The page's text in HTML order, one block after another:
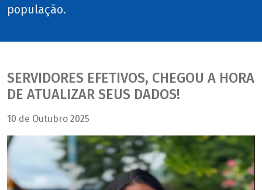
população.
SERVIDORES EFETIVOS, CHEGOU A HORA
DE ATUALIZAR SEUS DADOS!
10 de Outubro 2025